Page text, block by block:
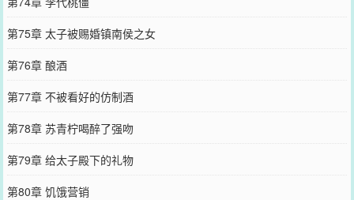
第75章 太子被赐婚镇南侯之女
第76章 酿酒
第77章 不被看好的仿制酒
第78章 苏青柠喝醉了强吻
第79章 给太子殿下的礼物
第80章 饥饿营销